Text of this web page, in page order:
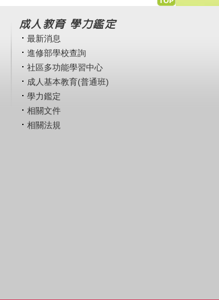
成人教育 學力鑑定
最新消息
進修部學校查詢
社區多功能學習中心
成人基本教育(普通班)
學力鑑定
相關文件
相關法規